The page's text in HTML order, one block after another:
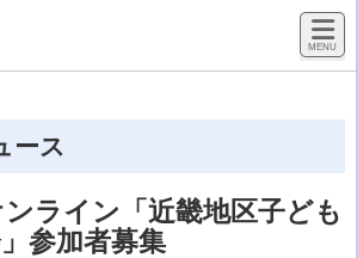
ース
ライン「近畿地区子ども
参加者募集